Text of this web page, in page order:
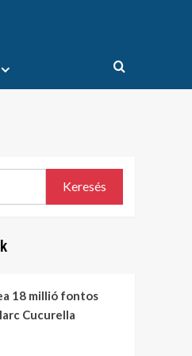
Keresés
18 millió fontos
Cucurella